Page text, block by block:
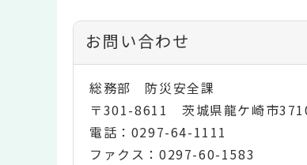
お問い合わせ
総務部 防災安全課
〒301-8611 茨城県龍ケ崎市
電話：0297-64-1111
ファクス：0297-60-1583